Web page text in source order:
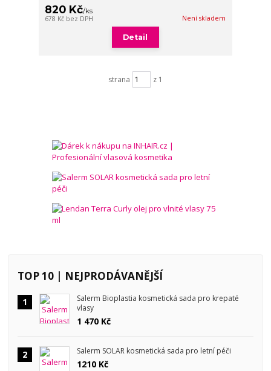
820 Kč/ks
678 Kč bez DPH Není skladem
Detail
strana z 1
TOP 10 | NEJPRODÁVANĚJŠÍ
1
Salerm Bioplastia kosmetická sada pro krepaté
vlasy
1 470 Kč
2 Salerm SOLAR kosmetická sada pro letní péči
1210 Kč